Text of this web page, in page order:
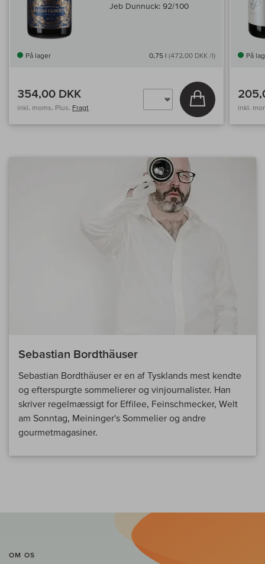
Jeb Dunnuck: 92/100
På lager 0,75 l (472,00 DKK /l)
354,00 DKK
inkl. moms, Plus. Fragt
Læg i kurv
På
inkl.
Sebastian Bordthäuser
Sebastian Bordthäuser er en af Tysklands mest kendte
og efterspurgte sommelierer og vinjournalister. Han
skriver regelmæssigt for Effilee, Feinschmecker, Welt
am Sonntag, Meininger's Sommelier og andre
gourmetmagasiner.
OM OS